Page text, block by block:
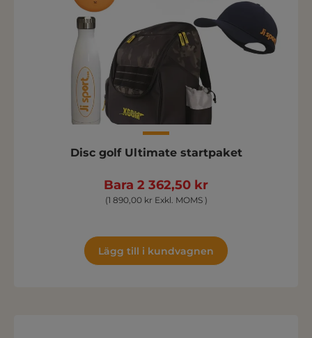
Disc golf Ultimate startpaket
Bara 2 362,50 kr
(1 890,00 kr Exkl. MOMS )
Lägg till i kundvagnen